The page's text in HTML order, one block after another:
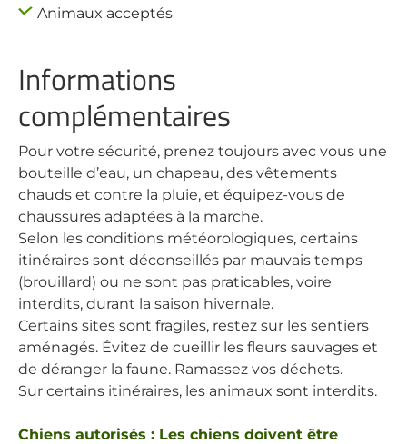
Animaux acceptés
Informations
complémentaires
Pour votre sécurité, prenez toujours avec vous une
bouteille d’eau, un chapeau, des vêtements
chauds et contre la pluie, et équipez-vous de
chaussures adaptées à la marche.
Selon les conditions météorologiques, certains
itinéraires sont déconseillés par mauvais temps
(brouillard) ou ne sont pas praticables, voire
interdits, durant la saison hivernale.
Certains sites sont fragiles, restez sur les sentiers
aménagés. Évitez de cueillir les fleurs sauvages et
de déranger la faune. Ramassez vos déchets.
Sur certains itinéraires, les animaux sont interdits.
Chiens autorisés : Les chiens doivent être